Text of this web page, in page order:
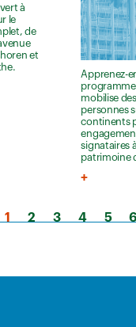
à
le
de
et
Apprenez-
mobilise
personnes
continents
signataires
patrimoine
1 2 3 4 5 6